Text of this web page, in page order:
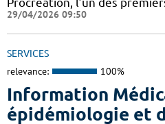
Procréation, l’un des
29/04/2026 09:50
SERVICES
relevance: 100%
Information
épidémiologie et